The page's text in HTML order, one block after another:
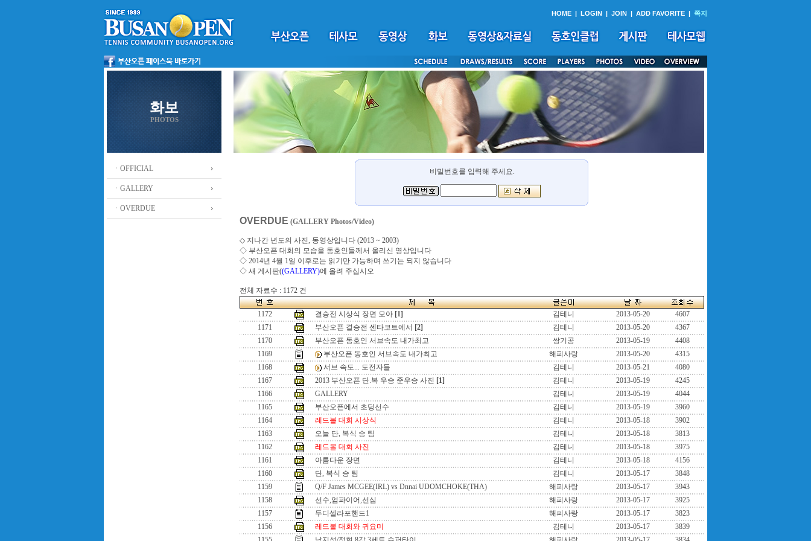
HOME | LOGIN | JOIN | ADD FAVORITE | 쪽지
화보
PHOTOS
ㆍOFFICIAL
ㆍGALLERY
ㆍOVERDUE
비밀번호를 입력해 주세요.
OVERDUE (GALLERY Photos/Video)
◇ 지나간 년도의 사진, 동영상입니다 (2013 ~ 2003)
◇ 부산오픈 대회의 모습을 동호인들께서 올리신 영상입니다
◇ 2014년 4월 1일 이후로는 읽기만 가능하며 쓰기는 되지 않습니다
◇ 새 게시판((GALLERY)에 올려 주십시오
전체 자료수 : 1172 건
1172 결승전 시상식 장면 모아 [1] 김테니 2013-05-20
4607
1171
부산오픈 결승전 센타코트에서 [2] 김테니 2013-05-20
4367
1170
부산오픈 동호인 서브속도 내가최고 쌍기공 2013-05-19
4408
1169
부산오픈 동호인 서브속도 내가최고 해피사랑 2013-05-20
4315
1168
서브 속도... 도전자들 김테니 2013-05-21
4080
1167
2013 부산오픈 단.복 우승 준우승 사진 [1] 김테니 2013-05-19
4245
1166
GALLERY 김테니 2013-05-19
4044
1165
부산오픈에서 초딩선수 김테니 2013-05-19
3960
1164
레드볼 대회 시상식 김테니 2013-05-18
3902
1163
오늘 단, 복식 승 팀 김테니 2013-05-18
3813
1162
레드볼 대회 사진 김테니 2013-05-18
3975
1161
아름다운 장면 김테니 2013-05-18
4156
1160
단, 복식 승 팀 김테니 2013-05-17
3848
1159
Q/F James MCGEE(IRL) vs Dnnai UDOMCHOKE(THA) 해피사랑 2013-05-17
3943
1158
선수,엄파이어,선심 해피사랑 2013-05-17
3925
1157
두디셀라포핸드1 해피사랑 2013-05-17
3823
1156
레드볼 대회와 귀요미 김테니 2013-05-17
3839